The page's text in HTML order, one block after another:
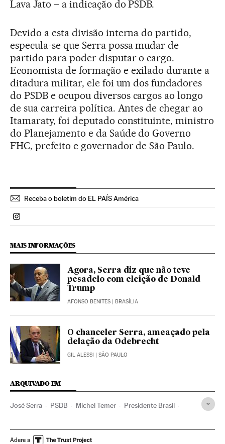
Lava Jato – a indicação do PSDB.
Devido a esta divisão interna do partido,
especula-se que Serra possa mudar de
partido para poder disputar o cargo.
Economista de formação e exilado durante a
ditadura militar, ele foi um dos fundadores
do PSDB e ocupou diversos cargos ao longo
de sua carreira política. Antes de chegar ao
Itamaraty, foi deputado constituinte, ministro
do Planejamento e da Saúde do Governo
FHC, prefeito e governador de São Paulo.
Receba o boletim do EL PAÍS América
Politica El País Brasil en Instagram
MAIS INFORMAÇÕES
Agora, Serra diz que não teve
pesadelo com eleição de Donald
Trump
AFONSO BENITES | BRASÍLIA
O chanceler Serra, ameaçado pela
delação da Odebrecht
GIL ALESSI | SÃO PAULO
ARQUIVADO EM
José Serra PSDB Michel Temer Presidente Brasil
Partidos políticos América do Sul
Adere a